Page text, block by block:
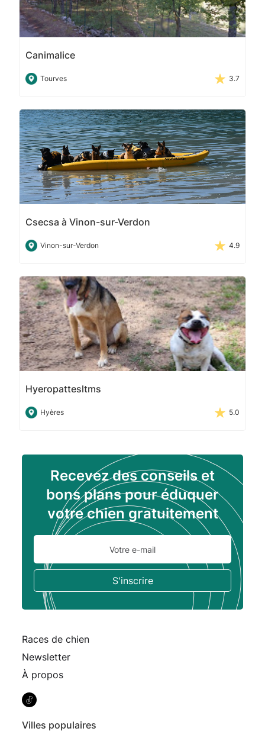
Canimalice
Tourves 3.7
Csecsa à Vinon-sur-Verdon
Vinon-sur-Verdon 4.9
Hyeropattesltms
Hyères 5.0
Recevez des conseils et
bons plans pour éduquer
votre chien gratuitement
Races de chien
Newsletter
À propos
Villes populaires